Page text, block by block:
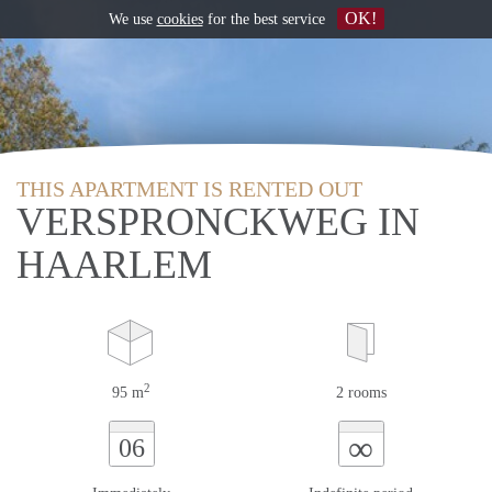
THIS APARTMENT IS RENTED OUT
VERSPRONCKWEG IN
HAARLEM
95 m2 2 rooms
06 ∞
We use cookiesfor the best service OK!